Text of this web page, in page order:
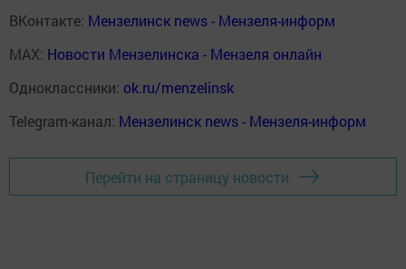
ВКонтакте: Мензелинск news - Мензеля-информ
MAX: Новости Мензелинска - Мензеля онлайн
Одноклассники: ok.ru/menzelinsk
Telegram-канал: Мензелинск news - Мензеля-информ
Перейти на страницу новости